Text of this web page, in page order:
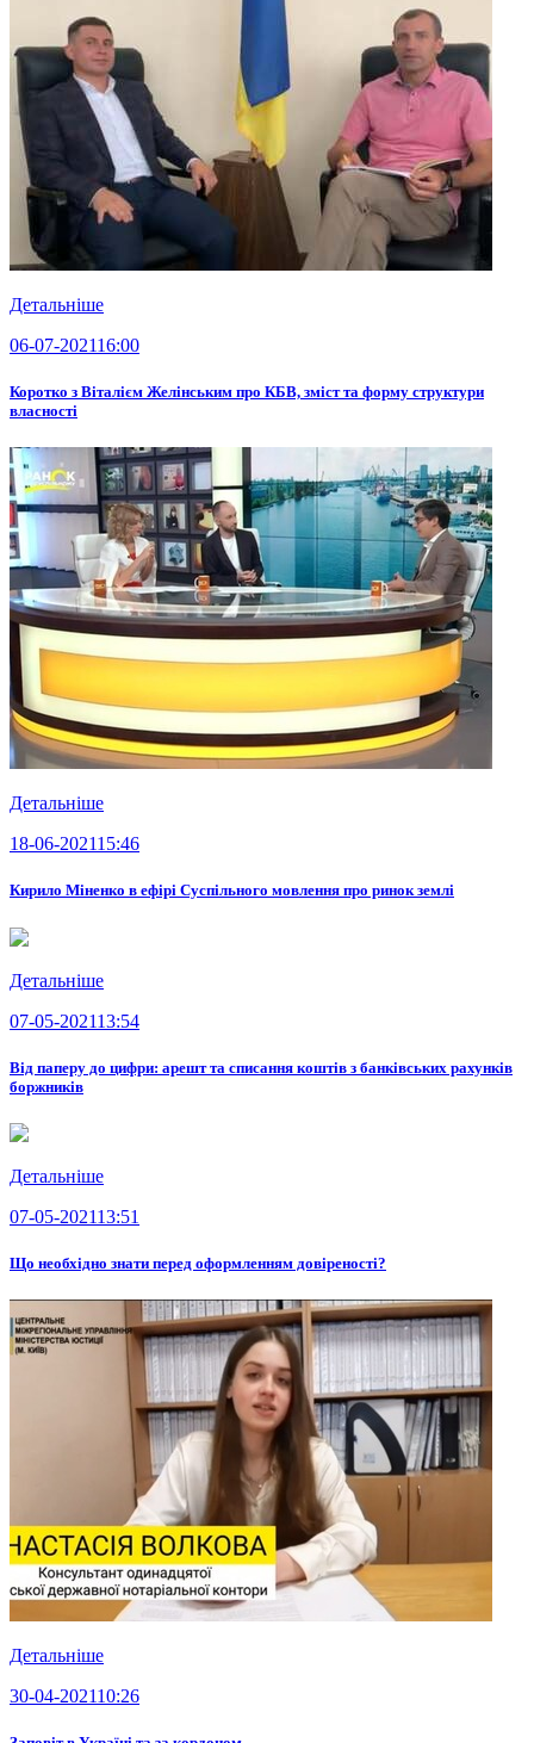
Детальніше
06-07-202116:00
Коротко з Віталієм Желінським про КБВ, зміст та форму структури
власності
Детальніше
18-06-202115:46
Кирило Міненко в ефірі Суспільного мовлення про ринок землі
Детальніше
07-05-202113:54
Від паперу до цифри: арешт та списання коштів з банківських рахунків
боржників
Детальніше
07-05-202113:51
Що необхідно знати перед оформленням довіреності?
Детальніше
30-04-202110:26